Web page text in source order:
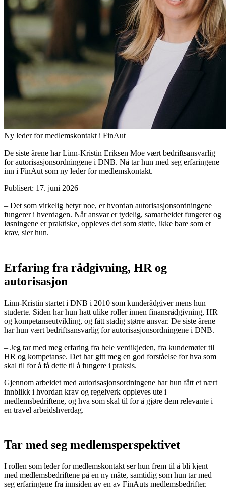
Ny leder for medlemskontakt i FinAut
De siste årene har Linn-Kristin Eriksen Moe vært bedriftsansvarlig
for autorisasjonsordningene i DNB. Nå tar hun med seg erfaringene
inn i FinAut som ny leder for medlemskontakt.
Publisert: 17. juni 2026
– Det som virkelig betyr noe, er hvordan autorisasjonsordningene
fungerer i hverdagen. Når ansvar er tydelig, samarbeidet fungerer og
løsningene er praktiske, oppleves det som støtte, ikke bare som et
krav, sier hun.
Erfaring fra rådgivning, HR og
autorisasjon
Linn-Kristin startet i DNB i 2010 som kunderådgiver mens hun
studerte. Siden har hun hatt ulike roller innen finansrådgivning, HR
og kompetanseutvikling, og fått stadig større ansvar. De siste årene
har hun vært bedriftsansvarlig for autorisasjonsordningene i DNB.
– Jeg tar med meg erfaring fra hele verdikjeden, fra kundemøter til
HR og kompetanse. Det har gitt meg en god forståelse for hva som
skal til for å få dette til å fungere i praksis.
Gjennom arbeidet med autorisasjonsordningene har hun fått et nært
innblikk i hvordan krav og regelverk oppleves ute i
medlemsbedriftene, og hva som skal til for å gjøre dem relevante i
en travel arbeidshverdag.
Tar med seg medlemsperspektivet
I rollen som leder for medlemskontakt ser hun frem til å bli kjent
med medlemsbedriftene på en ny måte, samtidig som hun tar med
seg erfaringene fra innsiden av en av FinAuts medlemsbedrifter.